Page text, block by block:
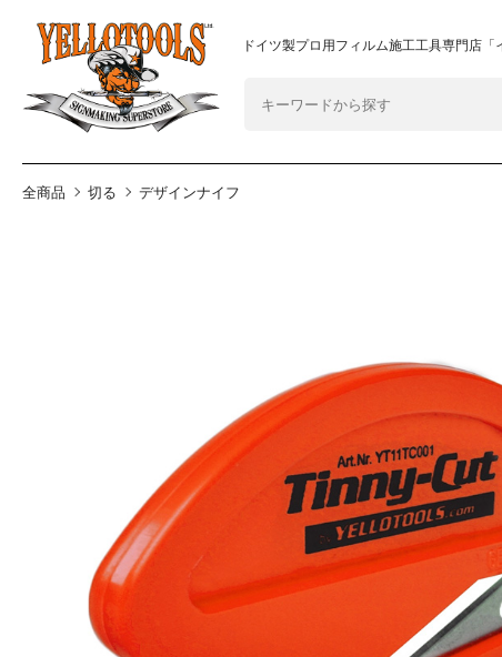
重要なおしらせ
ドイツ製プロ用フィルム施工工具専門店「
全商品 切る デザインナイフ